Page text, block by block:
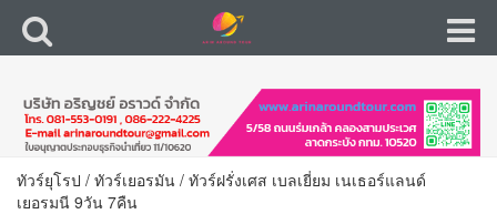
ทัวร์ยุโรป / ทัวร์เยอรมัน / ทัวร์ฝรั่งเศส เบลเยี่ยม เนเธอร์แลนด์
เยอรมนี 9วัน 7คืน